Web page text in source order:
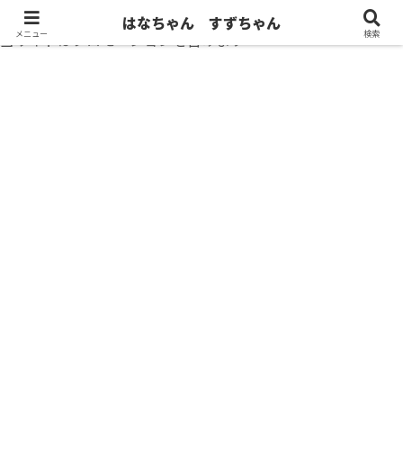
当サイトはプロモーションを含みます
メニュー
はなちゃん すずちゃん
検索